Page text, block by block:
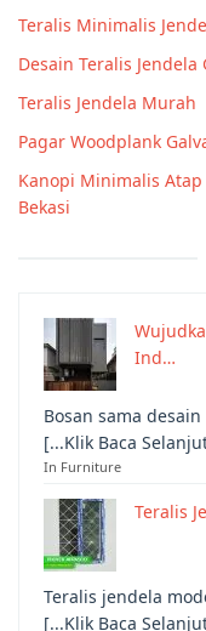
Teralis Minimalis
Desain Teralis Jendela
Teralis Jendela Murah
Pagar Woodplank
Kanopi Minimalis Atap
Bekasi
Ind…
Bosan sama
[...Klik Baca
In Furniture
Teralis
Teralis jendela
[...Klik Baca